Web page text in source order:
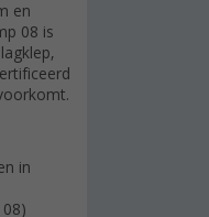
en
08 is
in